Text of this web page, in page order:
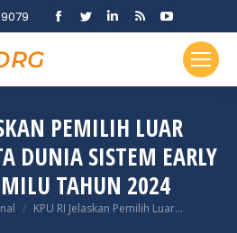
Facebook
in
window
Twitter
in
window
Linkedin
in
window
Rss
opens
in
window
YouTube
page
opens
in
window
PEMILIH LUAR
DUNIA SISTEM EARLY
TAHUN 2024
KPU RI Jelaskan Pemilih Luar…